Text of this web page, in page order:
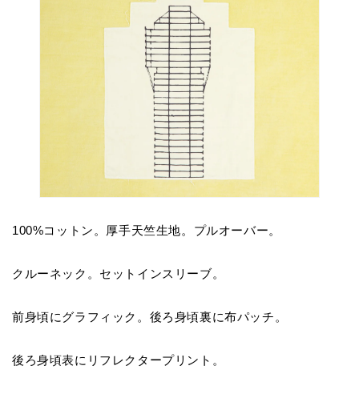
100%コットン。厚手天竺生地。プルオーバー。
クルーネック。セットインスリーブ。
前身頃にグラフィック。後ろ身頃裏に布パッチ。
後ろ身頃表にリフレクタープリント。